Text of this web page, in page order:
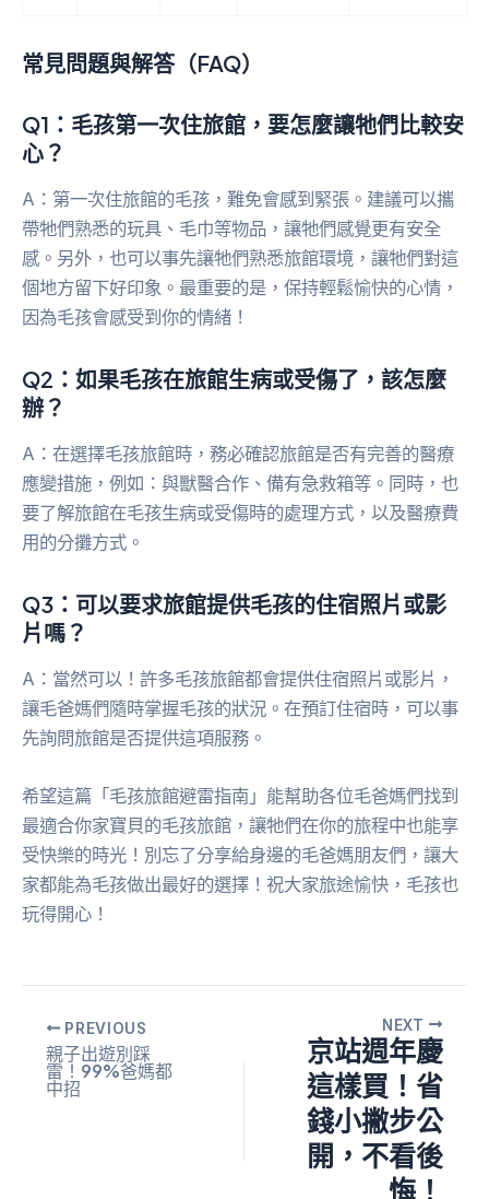
常見問題與解答（FAQ）
Q1：毛孩第一次住旅館，要怎麼讓牠們比較安
心？
A：第一次住旅館的毛孩，難免會感到緊張。建議可以攜
帶牠們熟悉的玩具、毛巾等物品，讓牠們感覺更有安全
感。另外，也可以事先讓牠們熟悉旅館環境，讓牠們對這
個地方留下好印象。最重要的是，保持輕鬆愉快的心情，
因為毛孩會感受到你的情緒！
Q2：如果毛孩在旅館生病或受傷了，該怎麼
辦？
A：在選擇毛孩旅館時，務必確認旅館是否有完善的醫療
應變措施，例如：與獸醫合作、備有急救箱等。同時，也
要了解旅館在毛孩生病或受傷時的處理方式，以及醫療費
用的分攤方式。
Q3：可以要求旅館提供毛孩的住宿照片或影
片嗎？
A：當然可以！許多毛孩旅館都會提供住宿照片或影片，
讓毛爸媽們隨時掌握毛孩的狀況。在預訂住宿時，可以事
先詢問旅館是否提供這項服務。
希望這篇「毛孩旅館避雷指南」能幫助各位毛爸媽們找到
最適合你家寶貝的毛孩旅館，讓牠們在你的旅程中也能享
受快樂的時光！別忘了分享給身邊的毛爸媽朋友們，讓大
家都能為毛孩做出最好的選擇！祝大家旅途愉快，毛孩也
玩得開心！
PREVIOUS
親子出遊別踩
雷！99%爸媽都
中招
NEXT
京站週年慶
這樣買！省
錢小撇步公
開，不看後
悔！